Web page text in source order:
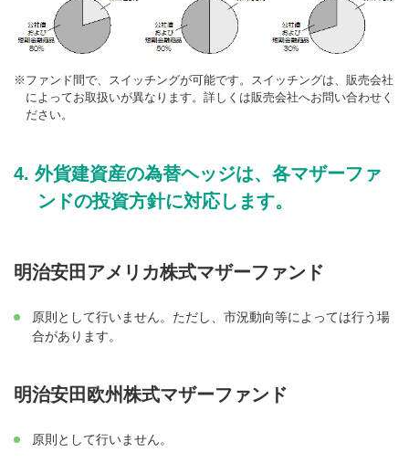
ファンド間で、スイッチングが可能です。スイッチングは、販売会社
によってお取扱いが異なります。詳しくは販売会社へお問い合わせく
ださい。
外貨建資産の為替ヘッジは、各マザーファ
ンドの投資方針に対応します。
明治安田アメリカ株式マザーファンド
原則として行いません。ただし、市況動向等によっては行う場
合があります。
明治安田欧州株式マザーファンド
原則として行いません。